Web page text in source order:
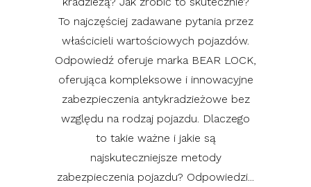
To najczęściej zadawane pytania przez
właścicieli wartościowych pojazdów.
Odpowiedź oferuje marka BEAR LOCK,
oferująca kompleksowe i innowacyjne
zabezpieczenia antykradzieżowe bez
względu na rodzaj pojazdu. Dlaczego
to takie ważne i jakie są
najskuteczniejsze metody
zabezpieczenia pojazdu? Odpowiedzi...